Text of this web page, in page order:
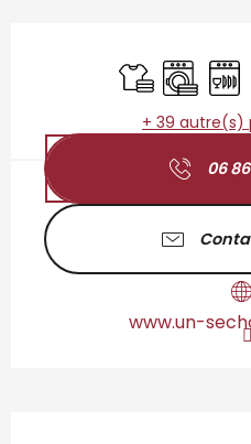
Draps et linge
Lave linge
+ 39 autre(s)
06
www.un-